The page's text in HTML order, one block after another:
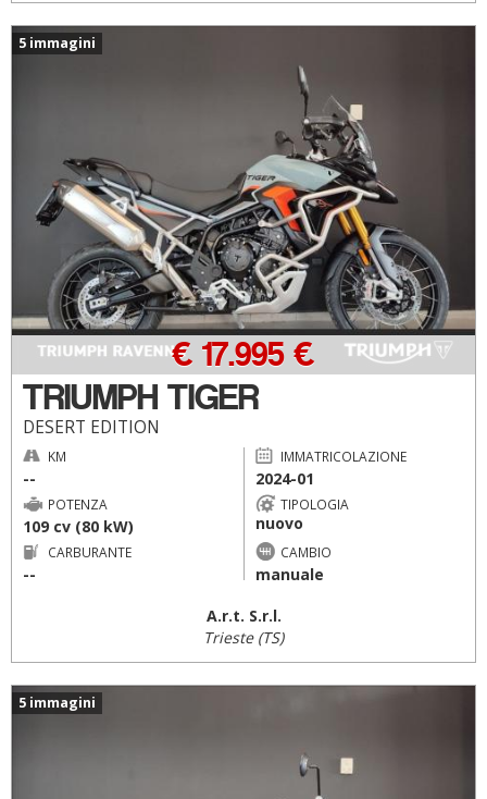
5 immagini
TRIUMPH TIGER
DESERT EDITION
€ 17.995 €
KM
--
IMMATRICOLAZIONE
2024-01
POTENZA
109 cv (80 kW)
TIPOLOGIA
nuovo
CARBURANTE
--
CAMBIO
manuale
A.r.t. S.r.l.
Trieste (TS)
5 immagini